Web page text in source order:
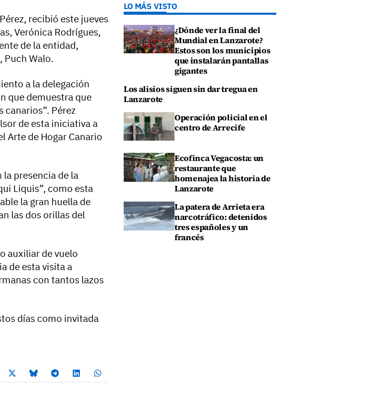
recibió este jueves
Verónica Rodrígues,
de la entidad,
Puch Walo.
a la delegación
que demuestra que
canarios”. Pérez
de esta iniciativa a
Arte de Hogar Canario
presencia de la
Liquis”, como esta
la gran huella de
las dos orillas del
auxiliar de vuelo
de esta visita a
con tantos lazos
días como invitada
LO MÁS VISTO
¿Dónde ver la final del
Mundial en Lanzarote?
Estos son los municipios
que instalarán pantallas
gigantes
Los alisios siguen sin dar tregua en
Lanzarote
Operación policial en el
centro de Arrecife
Ecofinca Vegacosta: un
restaurante que
homenajea la historia de
Lanzarote
La patera de Arrieta era
narcotráfico: detenidos
tres españoles y un
francés